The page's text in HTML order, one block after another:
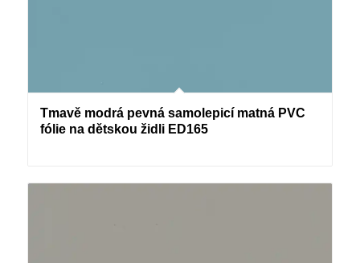
Tmavě modrá pevná samolepicí matná PVC
fólie na dětskou židli ED165